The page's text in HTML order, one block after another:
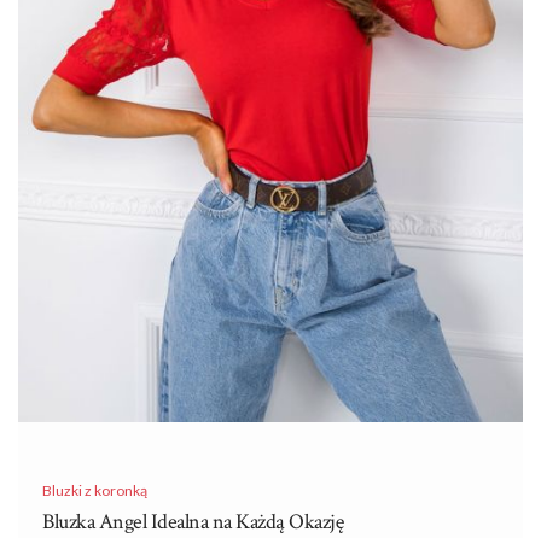
Bluzki z koronką
Bluzka Angel Idealna na Każdą Okazję